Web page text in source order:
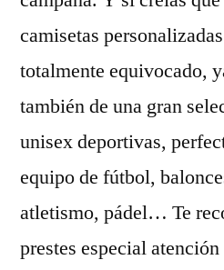
camisetas
totalmente equivocado,
también de una gran
unisex deportivas,
equipo de fútbol,
atletismo, pádel… Te
prestes especial